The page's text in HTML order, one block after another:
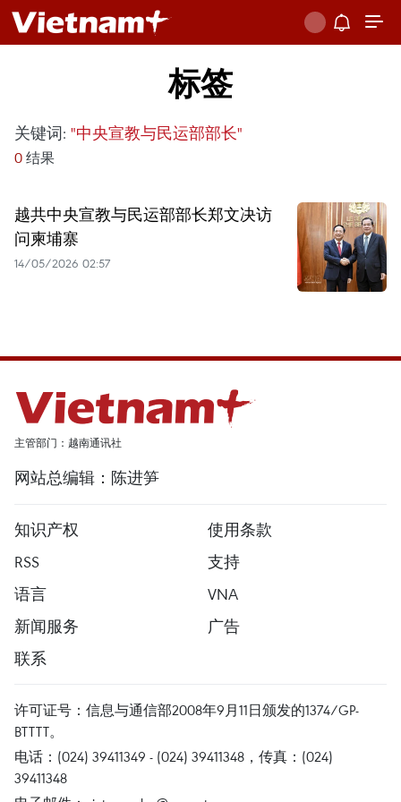
标签
关键词: "中央宣教与民运部部长"
0 结果
越共中央宣教与民运部部长郑文决访
问柬埔寨
14/05/2026 02:57
主管部门：越南通讯社
网站总编辑：陈进笋
知识产权
使用条款
RSS
支持
语言
VNA
新闻服务
广告
联系
许可证号：信息与通信部2008年9月11日颁发的1374/GP-
BTTTT。
电话：(024) 39411349 - (024) 39411348，传真：(024)
39411348